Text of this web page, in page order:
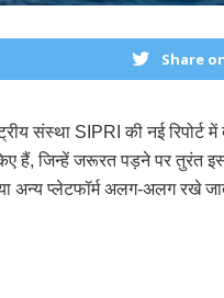
Share
संस्था SIPRI की नई रिपोर्ट
जिन्हें जरूरत पड़ने पर तुरंत
अन्य प्लेटफॉर्म अलग-अलग